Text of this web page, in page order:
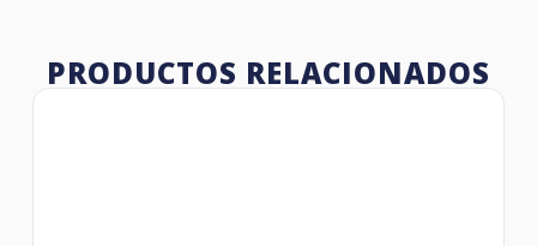
PRODUCTOS RELACIONADOS